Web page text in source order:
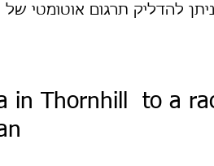
מסעות
in Thornhill  to a